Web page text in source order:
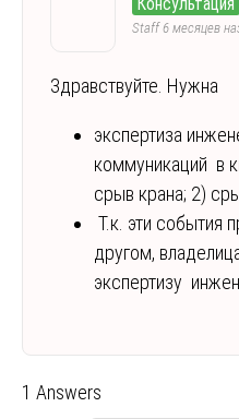
Консультация
Staff6 месяцев
Здравствуйте. Нужна
экспертиза
коммуникаций в
срыв крана; 2)
Т.к. эти события
другом,
экспертизу
1 Answers